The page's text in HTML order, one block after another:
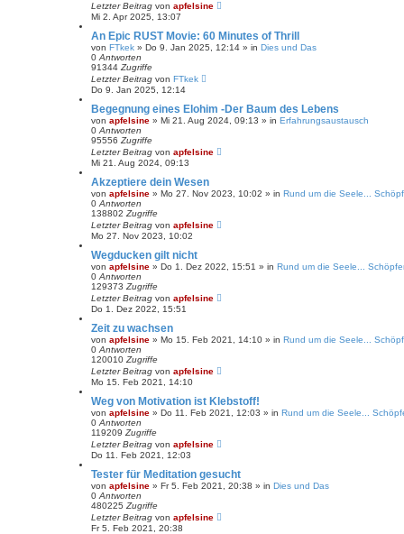
Letzter Beitrag von apfelsine
Mi 2. Apr 2025, 13:07
An Epic RUST Movie: 60 Minutes of Thrill
von FTkek » Do 9. Jan 2025, 12:14 » in Dies und Das
0 Antworten
91344 Zugriffe
Letzter Beitrag von FTkek
Do 9. Jan 2025, 12:14
Begegnung eines Elohim -Der Baum des Lebens
von apfelsine » Mi 21. Aug 2024, 09:13 » in Erfahrungsaustausch
0 Antworten
95556 Zugriffe
Letzter Beitrag von apfelsine
Mi 21. Aug 2024, 09:13
Akzeptiere dein Wesen
von apfelsine » Mo 27. Nov 2023, 10:02 » in Rund um die Seele...
0 Antworten
138802 Zugriffe
Letzter Beitrag von apfelsine
Mo 27. Nov 2023, 10:02
Wegducken gilt nicht
von apfelsine » Do 1. Dez 2022, 15:51 » in Rund um die Seele...
0 Antworten
129373 Zugriffe
Letzter Beitrag von apfelsine
Do 1. Dez 2022, 15:51
Zeit zu wachsen
von apfelsine » Mo 15. Feb 2021, 14:10 » in Rund um die Seele...
0 Antworten
120010 Zugriffe
Letzter Beitrag von apfelsine
Mo 15. Feb 2021, 14:10
Weg von Motivation ist Klebstoff!
von apfelsine » Do 11. Feb 2021, 12:03 » in Rund um die Seele...
0 Antworten
119209 Zugriffe
Letzter Beitrag von apfelsine
Do 11. Feb 2021, 12:03
Tester für Meditation gesucht
von apfelsine » Fr 5. Feb 2021, 20:38 » in Dies und Das
0 Antworten
480225 Zugriffe
Letzter Beitrag von apfelsine
Fr 5. Feb 2021, 20:38